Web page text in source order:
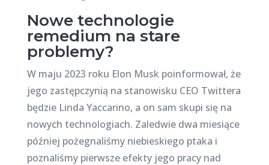
Nowe technologie
remedium na stare
problemy?
W maju 2023 roku Elon Musk poinformował, że
jego zastępczynią na stanowisku CEO Twittera
będzie Linda Yaccarino, a on sam skupi się na
nowych technologiach. Zaledwie dwa miesiące
później pożegnaliśmy niebieskiego ptaka i
poznaliśmy pierwsze efekty jego pracy nad